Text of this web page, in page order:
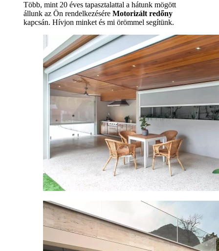
Több, mint 20 éves tapasztalattal a hátunk mögött
állunk az Ön rendelkezésére Motorizált redőny
kapcsán. Hívjon minket és mi örömmel segítünk.